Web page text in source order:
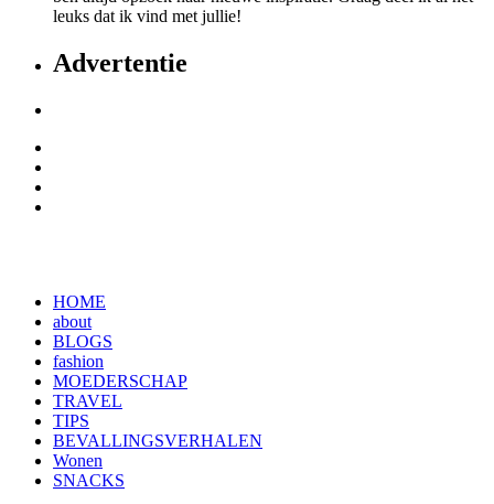
leuks dat ik vind met jullie!
Advertentie
HOME
about
BLOGS
fashion
MOEDERSCHAP
TRAVEL
TIPS
BEVALLINGSVERHALEN
Wonen
SNACKS